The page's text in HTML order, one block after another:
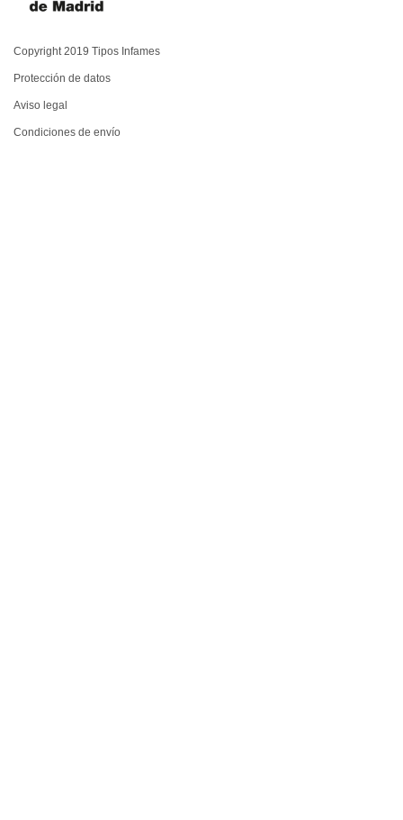
Copyright 2019 Tipos Infames
Protección de datos
Aviso legal
Condiciones de envío